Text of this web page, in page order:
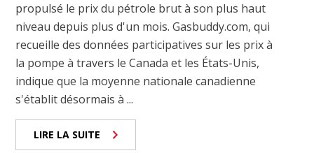
propulsé le prix du pétrole brut à son plus haut
niveau depuis plus d'un mois. Gasbuddy.com, qui
recueille des données participatives sur les prix à
la pompe à travers le Canada et les États-Unis,
indique que la moyenne nationale canadienne
s'établit désormais à ...
LIRE LA SUITE